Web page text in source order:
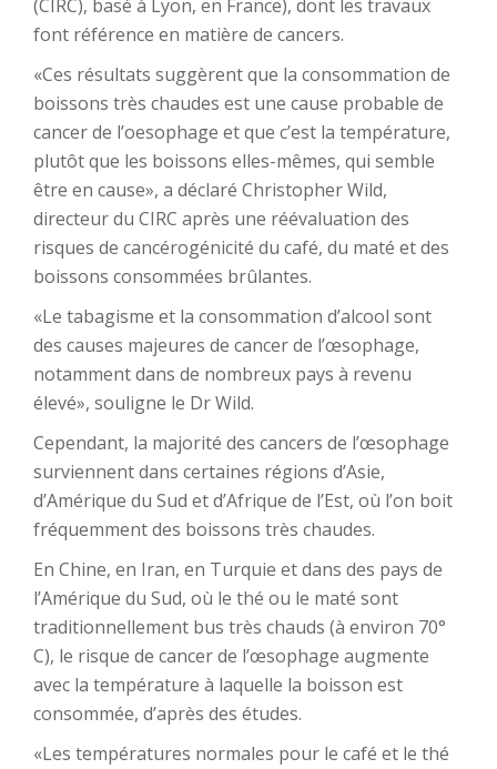
(CIRC), basé à Lyon, en France), dont les travaux
font référence en matière de cancers.
«Ces résultats suggèrent que la consommation de
boissons très chaudes est une cause probable de
cancer de l’oesophage et que c’est la température,
plutôt que les boissons elles-mêmes, qui semble
être en cause», a déclaré Christopher Wild,
directeur du CIRC après une réévaluation des
risques de cancérogénicité du café, du maté et des
boissons consommées brûlantes.
«Le tabagisme et la consommation d’alcool sont
des causes majeures de cancer de l’œsophage,
notamment dans de nombreux pays à revenu
élevé», souligne le Dr Wild.
Cependant, la majorité des cancers de l’œsophage
surviennent dans certaines régions d’Asie,
d’Amérique du Sud et d’Afrique de l’Est, où l’on boit
fréquemment des boissons très chaudes.
En Chine, en Iran, en Turquie et dans des pays de
l’Amérique du Sud, où le thé ou le maté sont
traditionnellement bus très chauds (à environ 70°
C), le risque de cancer de l’œsophage augmente
avec la température à laquelle la boisson est
consommée, d’après des études.
«Les températures normales pour le café et le thé